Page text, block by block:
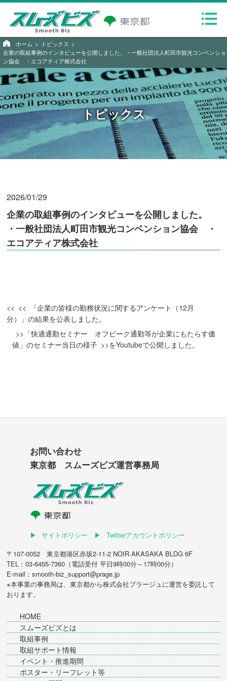
ホーム
トピックス
企業の取組事例のインタビューを公開しました。・一般社団法人町田市観光コンベンショ
ン協会 ・エコアティア株式会社
トピックス
2026/01/29
企業の取組事例のインタビューを公開しました。
・一般社団法人町田市観光コンベンション協会
・
エコアティア株式会社
「企業の皆様の勤務状況に関するアンケート（12月
分）」の結果を公表しました。
「快適通勤セミナー オフピーク通勤等が企業にもたらす価
値」のセミナー当日の様子
をYoutubeで公開しました。
お問い合わせ
東京都 スムーズビズ運営事務局
サイトポリシー
Twitterアカウントポリシー
〒107-0052 東京都港区赤坂2-11-2 NOIR AKASAKA BLDG 6F
TEL：03-6455-7360（電話受付 平日9時00分～17時00分）
E-mail：smooth-biz_support@prage.jp
※本事業の事務局は、東京都から株式会社プラージュに運営を委託して
おります。
HOME
スムーズビズとは
取組事例
取組サポート情報
イベント・推進期間
ポスター・リーフレット等